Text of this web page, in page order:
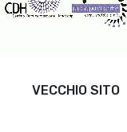
VECCHIO SITO